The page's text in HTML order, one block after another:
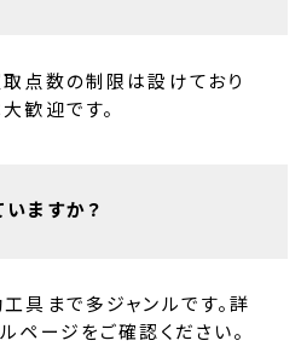
点数の制限は設けており
歓迎です。
ますか？
具まで多ジャンルです。詳
ページをご確認ください。